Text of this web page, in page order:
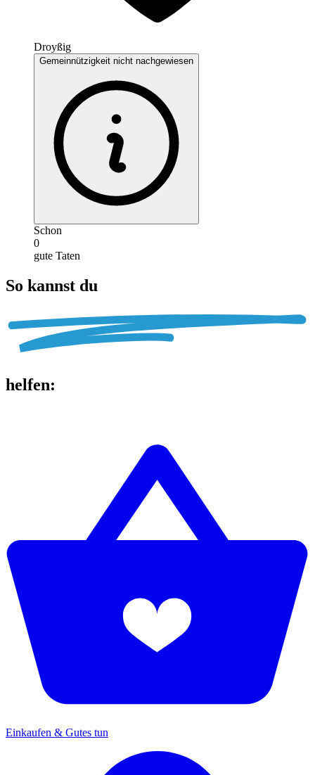
Droyßig
Gemeinnützigkeit nicht nachgewiesen
Schon
0
gute Taten
So kannst du
helfen:
Einkaufen & Gutes tun